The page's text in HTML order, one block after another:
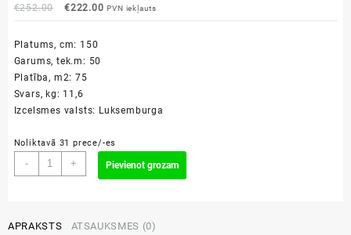
€252.00
Original
was:
€252.00.
€222.00Current
PVN iekļauts
Platums, cm: 150
Garums, tek.m: 50
Platība, m2: 75
Svars, kg: 11,6
Izcelsmes valsts: Luksemburga
Noliktavā 31 prece/-es
-
Tyvek
SUPRO
75m²
+ Pievienot grozam
APRAKSTS ATSAUKSMES (0)